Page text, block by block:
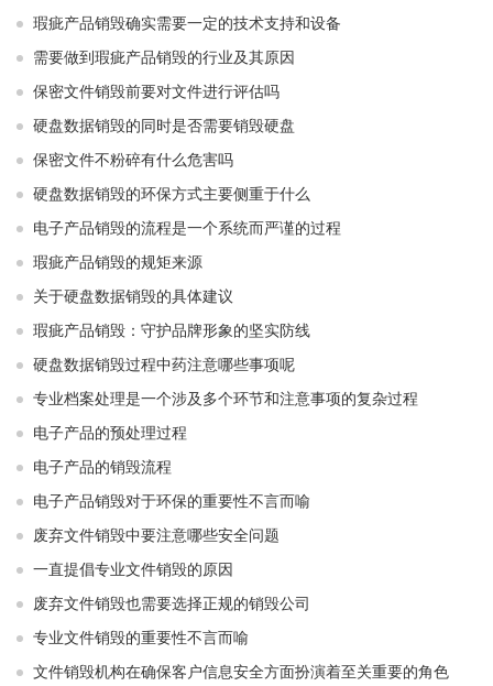
瑕疵产品销毁确实需要一定的技术支持和设备
需要做到瑕疵产品销毁的行业及其原因
保密文件销毁前要对文件进行评估吗
硬盘数据销毁的同时是否需要销毁硬盘
保密文件不粉碎有什么危害吗
硬盘数据销毁的环保方式主要侧重于什么
电子产品销毁的流程是一个系统而严谨的过程
瑕疵产品销毁的规矩来源
关于硬盘数据销毁的具体建议
瑕疵产品销毁：守护品牌形象的坚实防线
硬盘数据销毁过程中药注意哪些事项呢
专业档案处理是一个涉及多个环节和注意事项的复杂过程
电子产品的预处理过程
电子产品的销毁流程
电子产品销毁对于环保的重要性不言而喻
废弃文件销毁中要注意哪些安全问题
一直提倡专业文件销毁的原因
废弃文件销毁也需要选择正规的销毁公司
专业文件销毁的重要性不言而喻
文件销毁机构在确保客户信息安全方面扮演着至关重要的角色